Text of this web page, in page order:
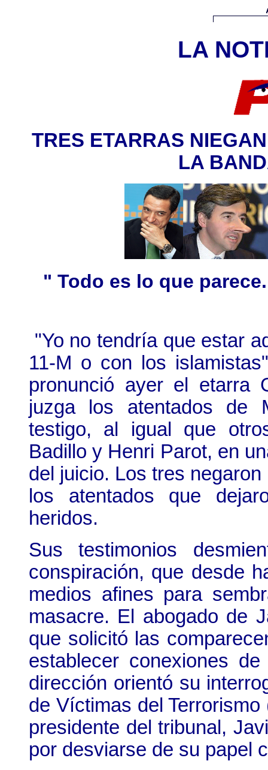
LA
TRES ETARRAS
LA
" Todo es lo que
"Yo no tendría que estar
11-M o con los
pronunció ayer el etarra
juzga los atentados de
testigo, al igual que
Badillo y Henri Parot, en
del juicio. Los tres
los atentados que
heridos.
Sus testimonios
conspiración, que desde
medios afines para
masacre. El abogado de
que solicitó las
establecer conexiones
dirección orientó su
de Víctimas del
presidente del tribunal,
por desviarse de su papel